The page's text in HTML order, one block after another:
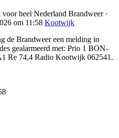
heel Nederland Brandweer ·
om 11:58 Kootwijk
de Brandweer een melding in
gealarmeerd met: Prio 1 BON-
Re 74,4 Radio Kootwijk 062541.